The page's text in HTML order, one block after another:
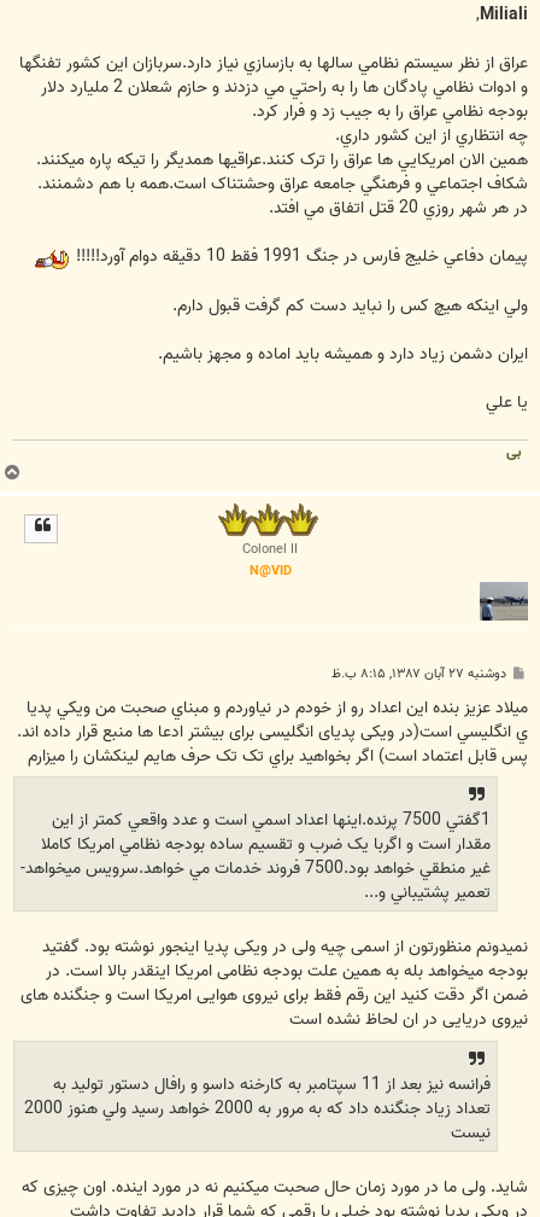
Miliali
,
عراق از نظر سيستم نظامي سالها به بازسازي نياز دارد.سربازان اين کشور تفنگها
و ادوات نظامي پادگان ها را به راحتي مي دزدند و حازم شعلان 2 مليارد دلار
بودجه نظامي عراق را به جيب زد و فرار کرد.
چه انتظاري از اين کشور داري.
همين الان امريکايي ها عراق را ترک کنند.عراقيها همديگر را تيکه پاره ميکنند.
شکاف اجتماعي و فرهنگي جامعه عراق وحشتناک است.همه با هم دشمنند.
در هر شهر روزي 20 قتل اتفاق مي افتد.
پيمان دفاعي خليج فارس در جنگ 1991 فقط 10 دقيقه دوام آورد!!!!!
ولي اينکه هيچ کس را نبايد دست کم گرفت قبول دارم.
ايران دشمن زياد دارد و هميشه بايد اماده و مجهز باشيم.
يا علي
بی
Colonel II
N@VID
ت
دوشنبه ۲۷ آبان ۱۳۸۷, ۸:۱۵ ب.ظ
ميلاد عزيز بنده اين اعداد رو از خودم در نياوردم و مبناي صحبت من ويکي پديا
ي انگليسي است(در ویکی پدیای انگلیسی برای بیشتر ادعا ها منبع قرار داده اند.
پس قابل اعتماد است) اگر بخواهيد براي تک تک حرف هايم لينکشان را ميزارم
1گفتي 7500 پرنده.اينها اعداد اسمي است و عدد واقعي کمتر از اين
مقدار است و اگربا يک ضرب و تقسيم ساده بودجه نظامي امريکا کاملا
غير منطقي خواهد بود.7500 فروند خدمات مي خواهد.سرويس ميخواهد-
تعمير پشتيباني و...
نمیدونم منظورتون از اسمی چیه ولی در ویکی پدیا اینجور نوشته بود. گفتید
بودجه میخواهد بله به همین علت بودجه نظامی امریکا اینقدر بالا است. در
ضمن اگر دقت کنید این رقم فقط برای نیروی هوایی امریکا است و جنگنده های
نیروی دریایی در ان لحاظ نشده است
فرانسه نيز بعد از 11 سپتامبر به کارخنه داسو و رافال دستور توليد به
تعداد زياد جنگنده داد که به مرور به 2000 خواهد رسيد ولي هنوز 2000
نيست
شاید. ولی ما در مورد زمان حال صحبت میکنیم نه در مورد اینده. اون چیزی که